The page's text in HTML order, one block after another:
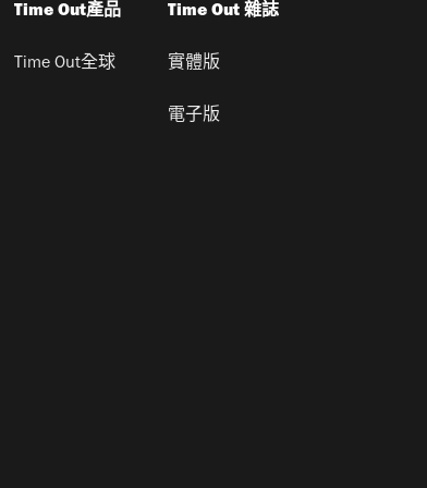
Time Out產品
Time Out全球
Time Out 雜誌
實體版
電子版